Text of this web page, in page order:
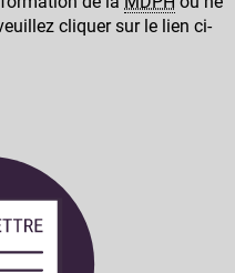
cliquer sur le lien ci-